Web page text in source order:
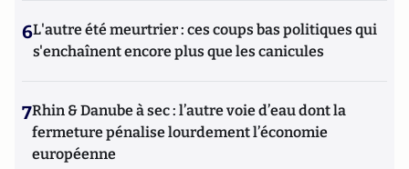
6L'autre été meurtrier : ces coups bas politiques qui
s'enchaînent encore plus que les canicules
7Rhin & Danube à sec : l’autre voie d’eau dont la
fermeture pénalise lourdement l’économie
européenne